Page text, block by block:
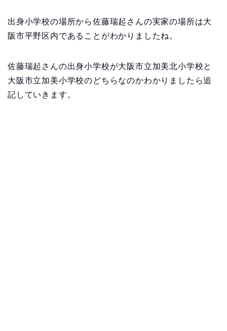
出身小学校の場所から佐藤瑞起さんの実家の場所は大
阪市平野区内であることがわかりましたね。
佐藤瑞起さんの出身小学校が大阪市立加美北小学校と
大阪市立加美小学校のどちらなのかわかりましたら追
記していきます。